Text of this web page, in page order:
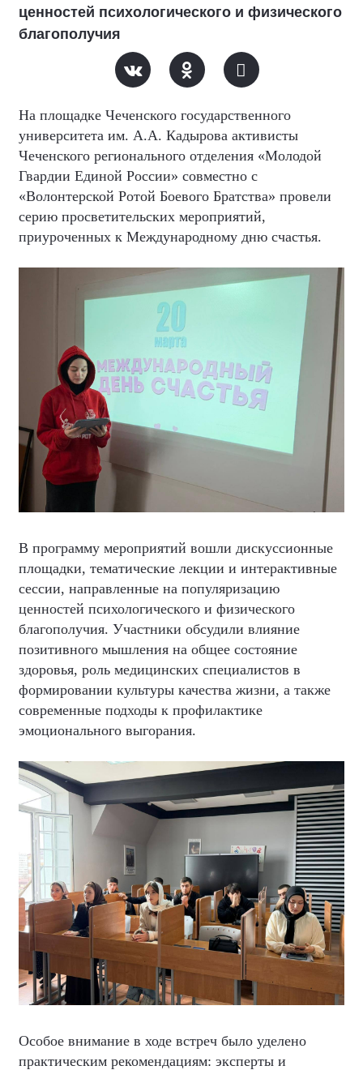
ценностей психологического и физического
благополучия
На площадке Чеченского государственного
университета им. А.А. Кадырова активисты
Чеченского регионального отделения «Молодой
Гвардии Единой России» совместно с
«Волонтерской Ротой Боевого Братства» провели
серию просветительских мероприятий,
приуроченных к Международному дню счастья.
В программу мероприятий вошли дискуссионные
площадки, тематические лекции и интерактивные
сессии, направленные на популяризацию
ценностей психологического и физического
благополучия. Участники обсудили влияние
позитивного мышления на общее состояние
здоровья, роль медицинских специалистов в
формировании культуры качества жизни, а также
современные подходы к профилактике
эмоционального выгорания.
Особое внимание в ходе встреч было уделено
практическим рекомендациям: эксперты и